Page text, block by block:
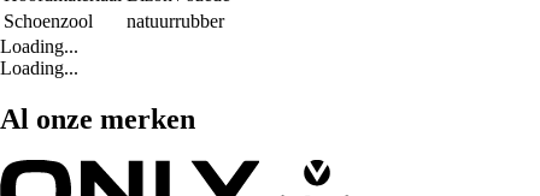
Schoenzool
natuurrubber
Loading...
Loading...
Al onze merken